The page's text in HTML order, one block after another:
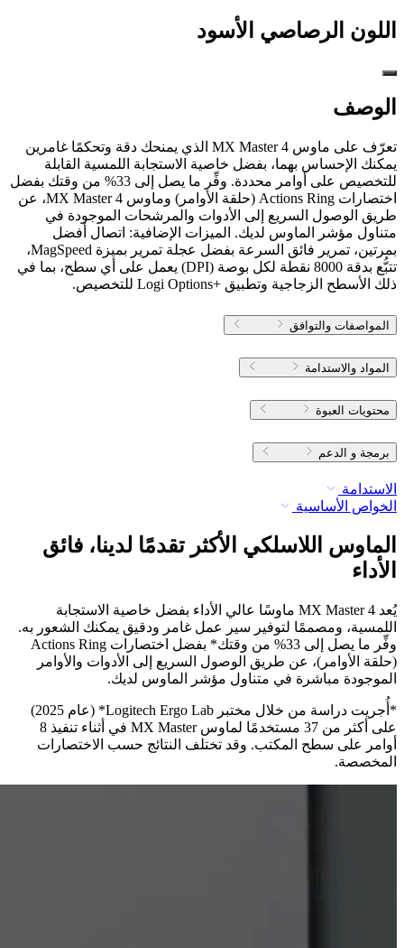
اللون الرصاصي الأسود
الوصف
تعرّف على ماوس MX Master 4 الذي يمنحك دقة وتحكمًا غامرين
يمكنك الإحساس بهما، بفضل خاصية الاستجابة اللمسية القابلة
للتخصيص على أوامر محددة. وفِّر ما يصل إلى 33% من وقتك بفضل
اختصارات Actions Ring (حلقة الأوامر) وماوس MX Master 4، عن
طريق الوصول السريع إلى الأدوات والمرشحات الموجودة في
متناول مؤشر الماوس لديك. الميزات الإضافية: اتصال أفضل
بمرتين، تمرير فائق السرعة بفضل عجلة تمرير بميزة MagSpeed،
تتبُّع بدقة 8000 نقطة لكل بوصة (‎DPI‏) يعمل على أي سطح، بما في
ذلك الأسطح الزجاجية وتطبيق Logi Options+‎‏ للتخصيص.
المواصفات والتوافق
المواد والاستدامة
محتويات العبوة
برمجة و الدعم
الاستدامة
الخواص الأساسية
الماوس اللاسلكي الأكثر تقدمًا لدينا، فائق
الأداء
يُعد MX Master 4 ماوسًا عالي الأداء بفضل خاصية الاستجابة
اللمسية، ومصممًا لتوفير سير عمل غامر ودقيق يمكنك الشعور به.
وفِّر ما يصل إلى 33% من وقتك* بفضل اختصارات Actions Ring
(حلقة الأوامر)، عن طريق الوصول السريع إلى الأدوات والأوامر
الموجودة مباشرة في متناول مؤشر الماوس لديك.
*أُجريت دراسة من خلال مختبر ‎*Logitech Ergo Lab‏ (عام 2025)
على أكثر من 37 مستخدمًا لماوس MX Master‎‏ في أثناء تنفيذ 8
أوامر على سطح المكتب. وقد تختلف النتائج حسب الاختصارات
المخصصة.